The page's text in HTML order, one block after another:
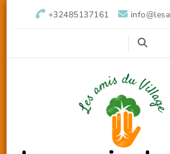
+32485137161